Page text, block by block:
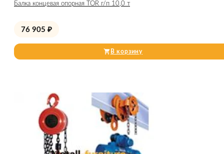
Балка концевая опорная TOR г/п 10,0 т
76 905 ₽
В корзину